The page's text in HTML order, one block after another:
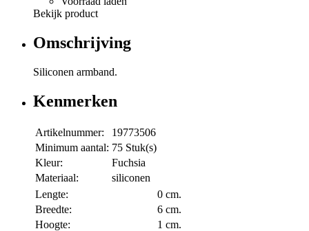
Bekijk product
Omschrijving
Siliconen armband.
Kenmerken
Artikelnummer:
19773506
Minimum aantal: 75 Stuk(s)
Kleur:
Fuchsia
Materiaal:
siliconen
Lengte:
0 cm.
Breedte:
6 cm.
Hoogte:
1 cm.